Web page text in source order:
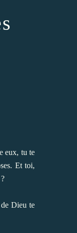
eux, tu te
Et toi,
de Dieu te